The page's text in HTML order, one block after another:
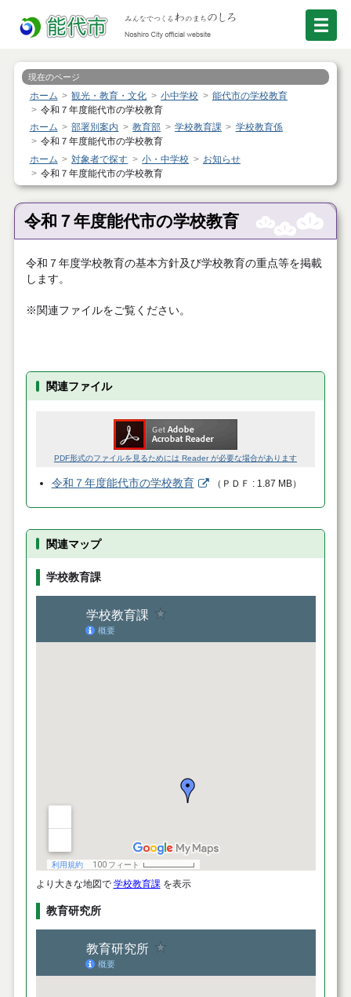
現在のページ
ホーム 観光・教育・文化 小中学校
能代市の学校教育
令和７年度能代市の学校教育
ホーム
部署別案内 教育部 学校教育課
学校教育係
令和７年度能代市の学校教育
ホーム
対象者で探す 小・中学校
お知らせ
令和７年度能代市の学校教育
令和７年度能代市の学校教育
令和７年度学校教育の基本方針及び学校教育の重点等を掲載
します。
※関連ファイルをご覧ください。
関連ファイル
PDF形式のファイルを見るためには Reader が必要な場合があります
令和７年度能代市の学校教育 （ ＰＤＦ 1.87 MB）
関連マップ
学校教育課
より大きな地図で 学校教育課を表示
教育研究所